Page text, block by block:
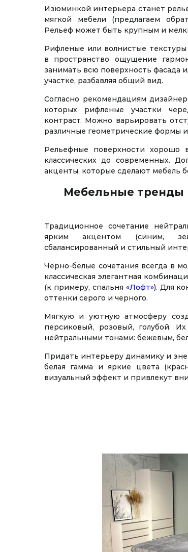
Изюминкой интерьера станет
мягкой мебели (предлагаем
Рельеф может быть крупным и
Рифленые или волнистые
в пространство ощущение
занимать всю поверхность фасада
участке, разбавляя общий вид.
Согласно рекомендациям
которых рифленые участки
контраст. Можно варьировать
различные геометрические формы
Рельефные поверхности
классических до современных.
акценты, которые сделают мебель
Мебельные тренды
Традиционное сочетание
ярким акцентом (синим,
сбалансированный и стильный
Черно-белые сочетания всегда в
классическая элегантная
(к примеру, спальня «Лофт»). Для
оттенки серого и черного.
Мягкую и уютную атмосферу
персиковый, розовый, голубой.
нейтральными тонами: бежевым,
Придать интерьеру динамику и
белая гамма и яркие цвета
визуальный эффект и привлекут